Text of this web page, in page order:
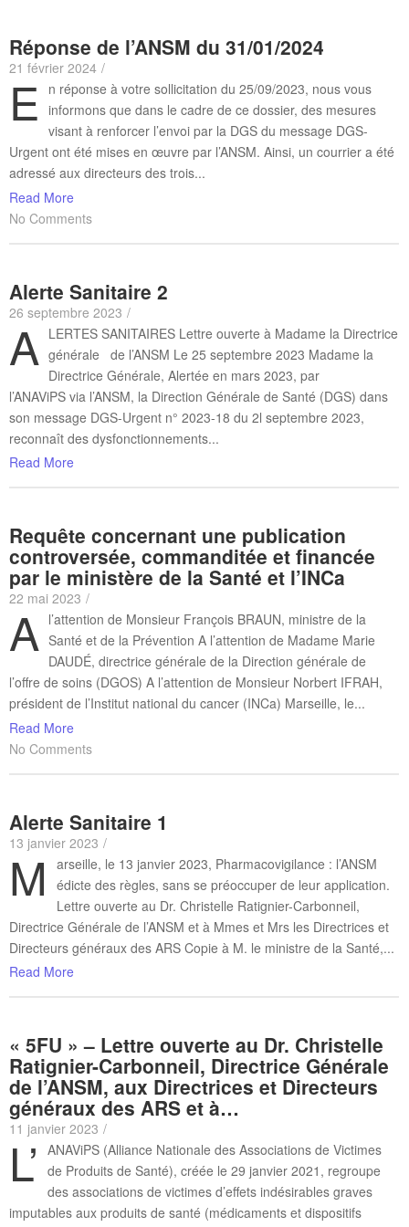
Réponse de l’ANSM du 31/01/2024
21 février 2024 /
E
n réponse à votre sollicitation du 25/09/2023, nous vous
informons que dans le cadre de ce dossier, des mesures
visant à renforcer l’envoi par la DGS du message DGS-
Urgent ont été mises en œuvre par l’ANSM. Ainsi, un courrier a été
adressé aux directeurs des trois...
Read More
No Comments
Alerte Sanitaire 2
26 septembre 2023 /
A LERTES SANITAIRES Lettre ouverte à Madame la Directrice
générale de l’ANSM Le 25 septembre 2023 Madame la
Directrice Générale, Alertée en mars 2023, par
l’ANAViPS via l’ANSM, la Direction Générale de Santé (DGS) dans
son message DGS-Urgent n° 2023-18 du 2l septembre 2023,
reconnaît des dysfonctionnements...
Read More
Requête concernant une publication
controversée, commanditée et financée
par le ministère de la Santé et l’INCa
22 mai 2023 /
A l’attention de Monsieur François BRAUN, ministre de la
Santé et de la Prévention A l’attention de Madame Marie
DAUDÉ, directrice générale de la Direction générale de
l’offre de soins (DGOS) A l’attention de Monsieur Norbert IFRAH,
président de l’Institut national du cancer (INCa) Marseille, le...
Read More
No Comments
Alerte Sanitaire 1
13 janvier 2023 /
M
arseille, le 13 janvier 2023, Pharmacovigilance : l’ANSM
édicte des règles, sans se préoccuper de leur application.
Lettre ouverte au Dr. Christelle Ratignier-Carbonneil,
Directrice Générale de l’ANSM et à Mmes et Mrs les Directrices et
Directeurs généraux des ARS Copie à M. le ministre de la Santé,...
Read More
« 5FU » – Lettre ouverte au Dr. Christelle
Ratignier-Carbonneil, Directrice Générale
de l’ANSM, aux Directrices et Directeurs
généraux des ARS et à…
11 janvier 2023 /
L’
ANAViPS (Alliance Nationale des Associations de Victimes
de Produits de Santé), créée le 29 janvier 2021, regroupe
des associations de victimes d’effets indésirables graves
imputables aux produits de santé (médicaments et dispositifs